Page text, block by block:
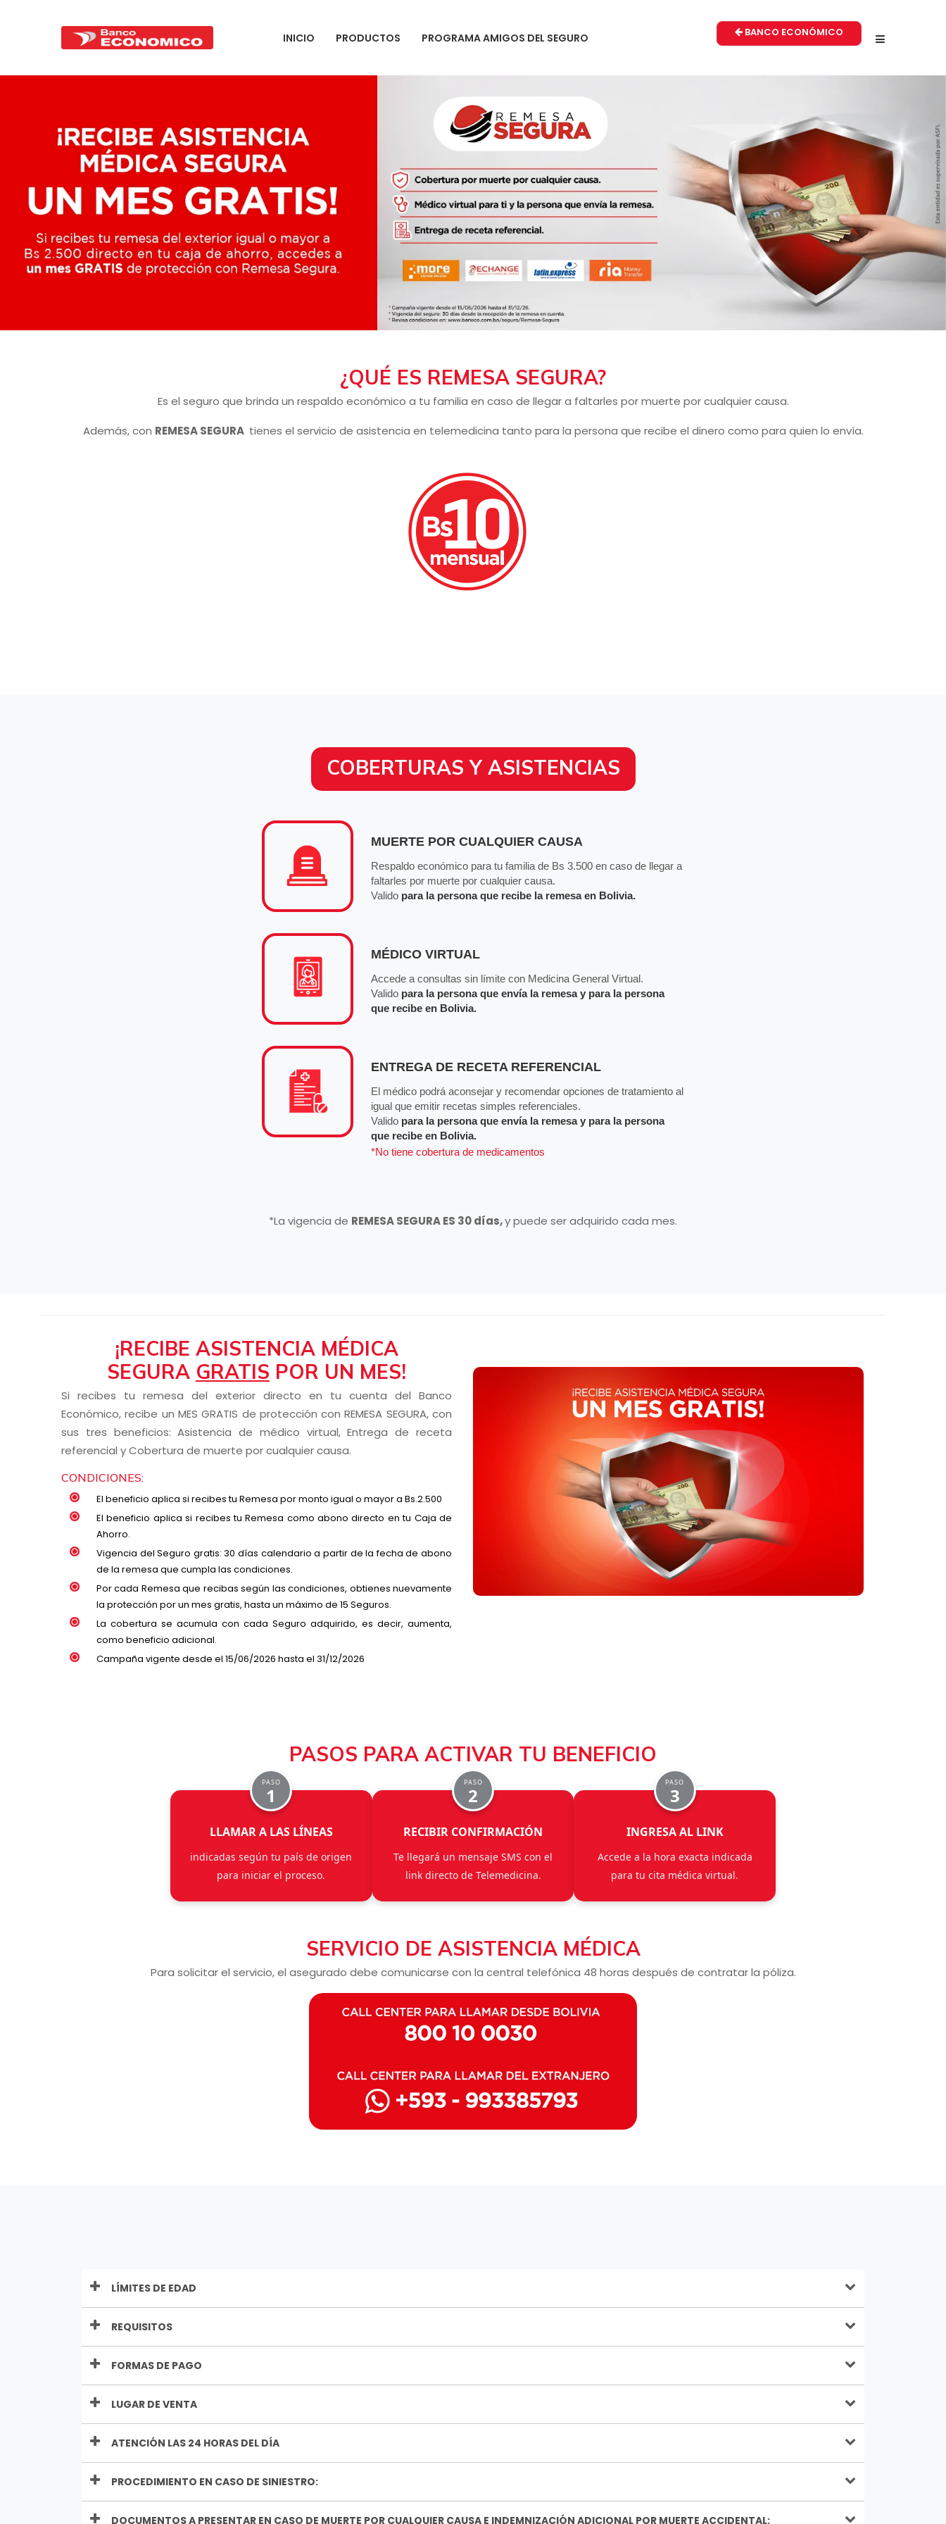
INICIO PRODUCTOS PROGRAMA AMIGOS DEL SEGURO BANCO ECONÓMICO
¿QUÉ ES REMESA SEGURA?
Es el seguro que brinda un respaldo económico a tu familia en caso de llegar a faltarles por muerte por cualquier causa.
Además, con REMESA SEGURA tienes el servicio de asistencia en telemedicina tanto para la persona que recibe el dinero como para quien lo envía.
COBERTURAS Y ASISTENCIAS
MUERTE POR CUALQUIER CAUSA
Respaldo económico para tu familia de Bs 3.500 en caso de llegar a
faltarles por muerte por cualquier causa.
Valido para la persona que recibe la remesa en Bolivia.
MÉDICO VIRTUAL
Accede a consultas sin límite con Medicina General Virtual.
Valido para la persona que envía la remesa y para la persona
que recibe en Bolivia.
ENTREGA DE RECETA REFERENCIAL
El médico podrá aconsejar y recomendar opciones de tratamiento al
igual que emitir recetas simples referenciales.
Valido para la persona que envía la remesa y para la persona
que recibe en Bolivia.
*No tiene cobertura de medicamentos
*La vigencia de REMESA SEGURA ES 30 días,y puede ser adquirido cada mes.
¡RECIBE ASISTENCIA MÉDICA
SEGURA GRATIS POR UN MES!
Si recibes tu remesa del exterior directo en tu cuenta del Banco
Económico, recibe un MES GRATIS de protección con REMESA SEGURA, con
sus tres beneficios: Asistencia de médico virtual, Entrega de receta
referencial y Cobertura de muerte por cualquier causa.
CONDICIONES:
El beneficio aplica si recibes tu Remesa por monto igual o mayor a Bs.2.500
El beneficio aplica si recibes tu Remesa como abono directo en tu Caja de
Ahorro.
Vigencia del Seguro gratis: 30 días calendario a partir de la fecha de abono
de la remesa que cumpla las condiciones.
Por cada Remesa que recibas según las condiciones, obtienes nuevamente
la protección por un mes gratis, hasta un máximo de 15 Seguros.
La cobertura se acumula con cada Seguro adquirido, es decir, aumenta,
como beneficio adicional.
Campaña vigente desde el 15/06/2026 hasta el 31/12/2026
PASOS PARA ACTIVAR TU BENEFICIO
PASO
1
LLAMAR A LAS LÍNEAS
indicadas según tu país de origen
para iniciar el proceso.
PASO
2
RECIBIR CONFIRMACIÓN
Te llegará un mensaje SMS con el
link directo de Telemedicina.
PASO
3
INGRESA AL LINK
Accede a la hora exacta indicada
para tu cita médica virtual.
SERVICIO DE ASISTENCIA MÉDICA
Para solicitar el servicio, el asegurado debe comunicarse con la central telefónica 48 horas después de contratar la póliza.
LÍMITES DE EDAD
REQUISITOS
FORMAS DE PAGO
LUGAR DE VENTA
ATENCIÓN LAS 24 HORAS DEL DÍA
PROCEDIMIENTO EN CASO DE SINIESTRO:
DOCUMENTOS A PRESENTAR EN CASO DE MUERTE POR CUALQUIER CAUSA E INDEMNIZACIÓN ADICIONAL POR MUERTE ACCIDENTAL: